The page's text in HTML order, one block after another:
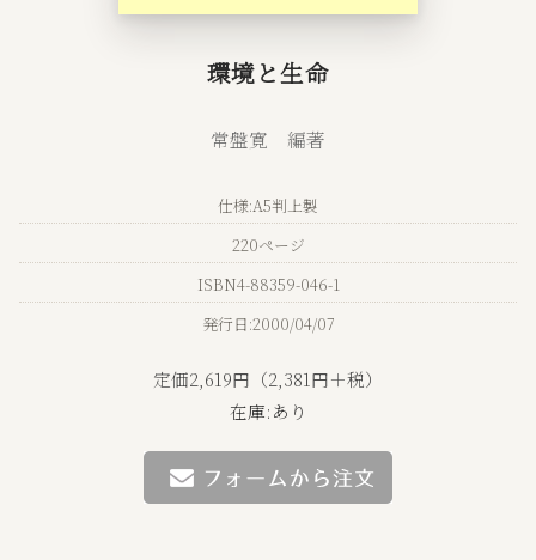
環境と生命
常盤寛 編著
仕様:A5判上製
220ページ
ISBN4-88359-046-1
発行日:2000/04/07
定価2,619円（2,381円＋税）
在庫:あり